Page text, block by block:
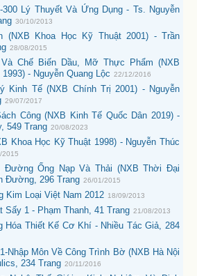
300 Lý Thuyết Và Ứng Dụng - Ts. Nguyễn
30/10/2013
(NXB Khoa Học Kỹ Thuật 2001) - Trần
28/08/2015
Chế Biến Dầu, Mỡ Thực Phẩm (NXB
- Nguyễn Quang Lộc 22/12/2016
Kinh Tế (NXB Chính Trị 2001) - Nguyễn
29/07/2017
Công (NXB Kinh Tế Quốc Dân 2019) -
549 Trang 20/08/2023
Khoa Học Kỹ Thuật 1998) - Nguyễn Thúc
2015
Đường Ống Nạp Và Thải (NXB Thời Đại
Đường, 296 Trang 26/01/2015
Kim Loại Việt Nam 2012 18/09/2013
Sấy 1 - Phạm Thanh, 41 Trang 21/08/2013
Hóa Thiết Kế Cơ Khí - Nhiều Tác Giả, 284
Nhập Môn Về Công Trình Bờ (NXB Hà Nội
234 Trang 20/11/2016